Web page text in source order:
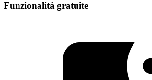
Funzionalità gratuite